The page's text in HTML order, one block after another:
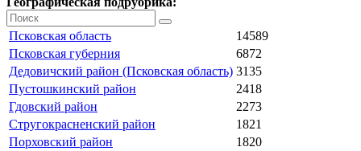
Псковская область
14589
Псковская губерния
6872
Дедовичский район (Псковская область) 3135
Пустошкинский район
2418
Гдовский район
2273
Стругокрасненский район
1821
Порховский район
1820